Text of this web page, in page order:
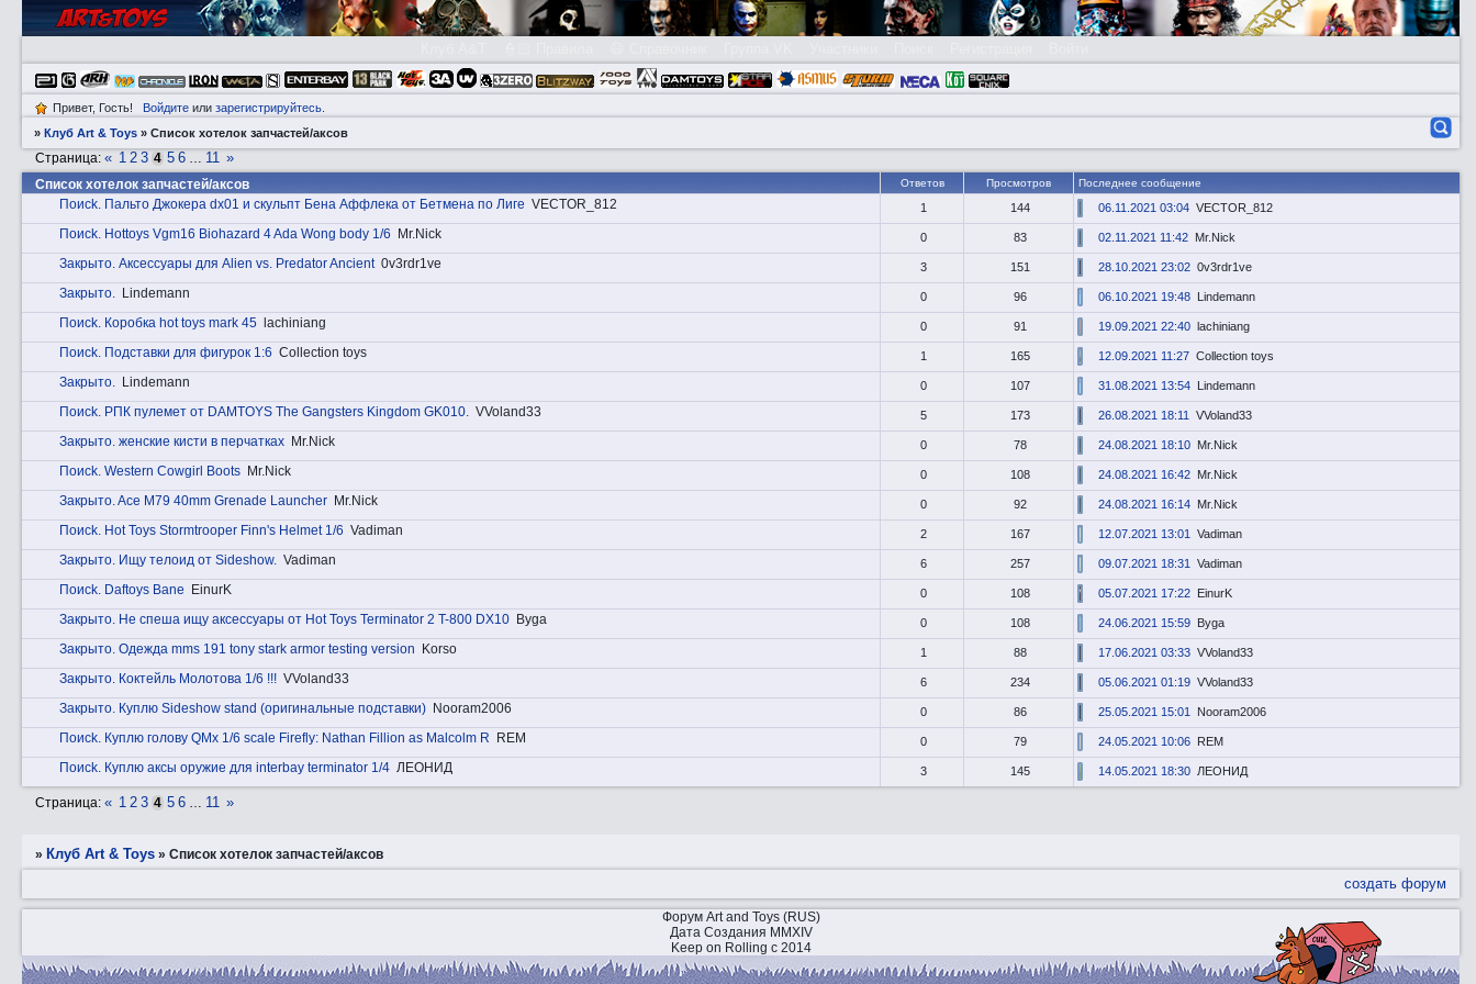
Привет, Гость! Войдитеили зарегистрируйтесь.
»Клуб Art & Toys »Список хотелок запчаcтей/аксов
Список хотелок запчаcтей/аксов
Страница:« 1 2 3 4 5 6 … 11 »
Ответов Просмотров Последнее сообщение
Пoиck. Пальто Джокера dx01 и скульпт Бена Аффлека от Бетмена по Лиге VECTOR_812 1 144 06.11.2021 03:04 VECTOR_812
Пoиck. Hottoys Vgm16 Biohazard 4 Ada Wong body 1/6 Mr.Nick 0 83 02.11.2021 11:42 Mr.Nick
Закрытo. Аксессуары для Alien vs. Predator Ancient 0v3rdr1ve 3 151 28.10.2021 23:02 0v3rdr1ve
Закрытo. Lindemann 0 96 06.10.2021 19:48 Lindemann
Пoиck. Коробка hot toys mark 45 lachiniang 0 91 19.09.2021 22:40 lachiniang
Пoиck. Подставки для фигурок 1:6 Collection toys 1 165 12.09.2021 11:27 Collection toys
Закрытo. Lindemann 0 107 31.08.2021 13:54 Lindemann
Пoиck. РПК пулемет от DAMTOYS The Gangsters Kingdom GK010. VVoland33 5 173 26.08.2021 18:11 VVoland33
Закрытo. женские кисти в перчатках Mr.Nick 0 78 24.08.2021 18:10 Mr.Nick
Пoиck. Western Cowgirl Boots Mr.Nick 0 108 24.08.2021 16:42 Mr.Nick
Закрытo. Ace M79 40mm Grenade Launcher Mr.Nick 0 92 24.08.2021 16:14 Mr.Nick
Пoиck. Hot Toys Stormtrooper Finn's Helmet 1/6 Vadiman 2 167 12.07.2021 13:01 Vadiman
Закрытo. Ищу телоид от Sideshow. Vadiman 6 257 09.07.2021 18:31 Vadiman
Пoиck. Daftoys Bane EinurK 0 108 05.07.2021 17:22 EinurK
Закрытo. Не спеша ищу аксессуары от Hot Toys Terminator 2 T-800 DX10 Byga 0 108 24.06.2021 15:59 Byga
Закрытo. Одежда mms 191 tony stark armor testing version Korso 1 88 17.06.2021 03:33 VVoland33
Закрытo. Коктейль Молотова 1/6 !!! VVoland33 6 234 05.06.2021 01:19 VVoland33
Закрытo. Куплю Sideshow stand (оригинальные подставки) Nooram2006 0 86 25.05.2021 15:01 Nooram2006
Пoиck. Куплю голову QMx 1/6 scale Firefly: Nathan Fillion as Malcolm R REM 0 79 24.05.2021 10:06 REM
Пoиck. Куплю аксы оружие для interbay terminator 1/4 ЛЕОНИД 3 145 14.05.2021 18:30 ЛЕОНИД
Страница:« 1 2 3 4 5 6 … 11 »
» Клуб Art & Toys »Список хотелок запчаcтей/аксов
создать форум
Форум Art and Toys (RUS)
Дата Создания MMXIV
Keep on Rolling с 2014